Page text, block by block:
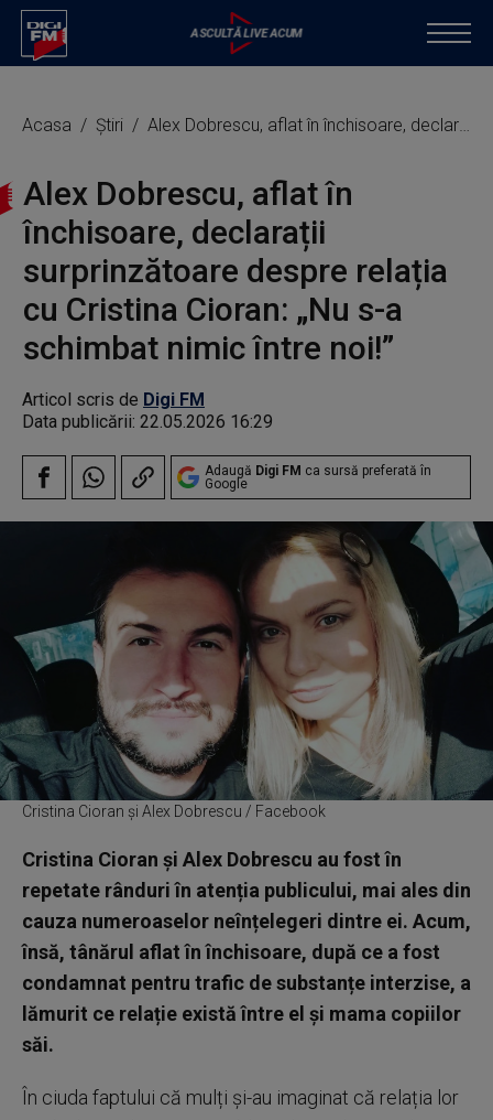
Acasa Știri Alex Dobrescu, aflat în închisoare, declarații surprinzătoare despre relația cu Cristina Cioran: „Nu s-a schimbat nimic între noi!”
Alex Dobrescu, aflat în
închisoare, declarații
surprinzătoare despre relația
cu Cristina Cioran: „Nu s-a
schimbat nimic între noi!”
Articol scris de Digi FM
Data publicării: 22.05.2026 16:29
Adaugă Digi FM ca sursă preferată în
Google
Cristina Cioran și Alex Dobrescu / Facebook
Cristina Cioran și Alex Dobrescu au fost în
repetate rânduri în atenția publicului, mai ales din
cauza numeroaselor neînțelegeri dintre ei. Acum,
însă, tânărul aflat în închisoare, după ce a fost
condamnat pentru trafic de substanțe interzise, a
lămurit ce relație există între el și mama copiilor
săi.
În ciuda faptului că mulți și-au imaginat că relația lor